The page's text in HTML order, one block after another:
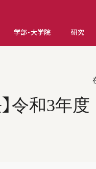
学部・大学院 研究
】令和3